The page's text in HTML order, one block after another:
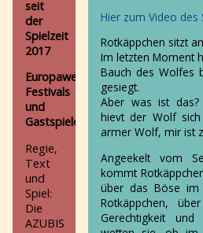
nackte
Kaiser
Zusi
eine
Schnecke
sucht
ein
Wie
riechen
Aliens?
Die
Frau
seit
der
Spielzeit
2017
Europaweite
Festivals
und
Gastspiele
Regie,
Text
und
Spiel:
Die
AZUBIS
Hier zum Video des
Rotkäppchen sitzt
Im letzten Moment
Bauch des Wolfes
gesiegt.
Aber was ist das?
hievt der Wolf
armer Wolf, mir ist
Angeekelt vom
kommt
über das Böse
Rotkäppchen,
Gerechtigkeit